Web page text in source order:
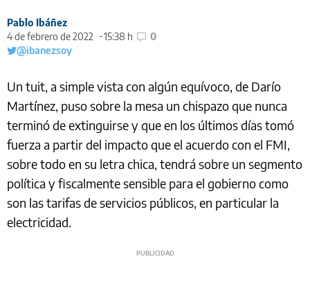
Pablo Ibáñez
4 de febrero de 2022
15:38 h
0
@ibanezsoy
Un tuit, a simple vista con algún equívoco, de Darío
Martínez, puso sobre la mesa un chispazo que nunca
terminó de extinguirse y que en los últimos días tomó
fuerza a partir del impacto que el acuerdo con el FMI,
sobre todo en su letra chica, tendrá sobre un segmento
política y fiscalmente sensible para el gobierno como
son las tarifas de servicios públicos, en particular la
electricidad.